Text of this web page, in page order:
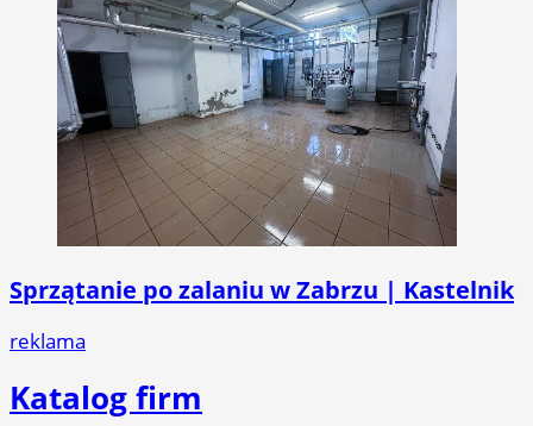
Sprzątanie po zalaniu w Zabrzu | Kastelnik
reklama
Katalog firm